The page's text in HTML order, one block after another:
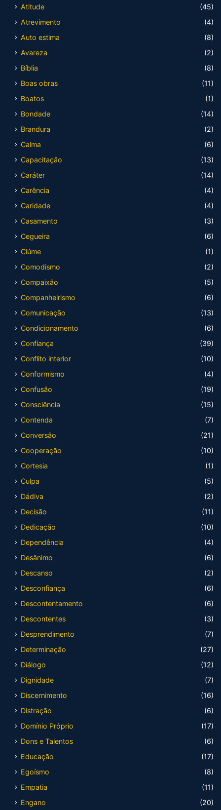
Atitude
(45)
Atrevimento
(4)
Auto estima
(8)
Avareza
(2)
Bíblia
(8)
Boas obras
(11)
Boatos
(1)
Bondade
(14)
Brandura
(2)
Calma
(6)
Capacitação
(13)
Caráter
(14)
Carência
(4)
Caridade
(4)
Casamento
(3)
Cegueira
(6)
Ciúme
(1)
Comodismo
(2)
Compaixão
(5)
Companheirismo
(6)
Comunicação
(13)
Condicionamento
(6)
Confiança
(39)
Conflito interior
(10)
Conformismo
(4)
Confusão
(19)
Consciência
(15)
Contenda
(7)
Conversão
(21)
Cooperação
(10)
Cortesia
(1)
Culpa
(5)
Dádiva
(2)
Decisão
(11)
Dedicação
(10)
Dependência
(4)
Desânimo
(6)
Descanso
(2)
Desconfiança
(6)
Descontentamento
(6)
Descontentes
(3)
Desprendimento
(7)
Determinação
(27)
Diálogo
(12)
Dignidade
(7)
Discernimento
(16)
Distração
(6)
Domínio Próprio
(17)
Dons e Talentos
(6)
Educação
(17)
Egoísmo
(8)
Empatia
(11)
Engano
(20)